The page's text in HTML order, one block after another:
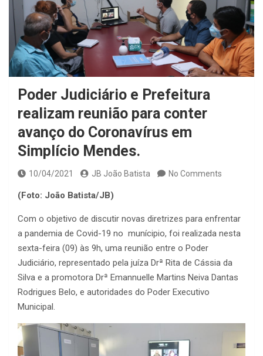
Poder Judiciário e Prefeitura
realizam reunião para conter
avanço do Coronavírus em
Simplício Mendes.
10/04/2021 JB João Batista No Comments
(Foto: João Batista/JB)
Com o objetivo de discutir novas diretrizes para enfrentar
a pandemia de Covid-19 no munícipio, foi realizada nesta
sexta-feira (09) às 9h, uma reunião entre o Poder
Judiciário, representado pela juíza Drª Rita de Cássia da
Silva e a promotora Drª Emannuelle Martins Neiva Dantas
Rodrigues Belo, e autoridades do Poder Executivo
Municipal.